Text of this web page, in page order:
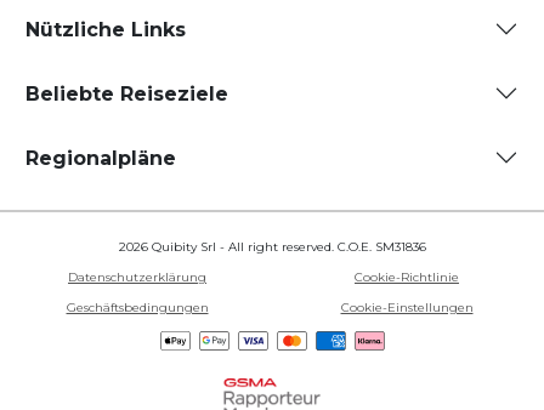
Nützliche Links
Beliebte Reiseziele
Regionalpläne
2026 Quibity Srl - All right reserved. C.O.E. SM31836
Datenschutzerklärung
Cookie-Richtlinie
Geschäftsbedingungen
Cookie-Einstellungen